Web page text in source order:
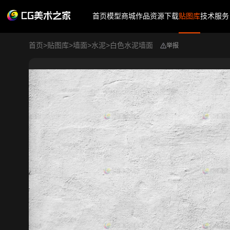
首页模型商城作品资源下载贴图库技术服务
首页>贴图库>墙面>水泥>白色水泥墙面 举报